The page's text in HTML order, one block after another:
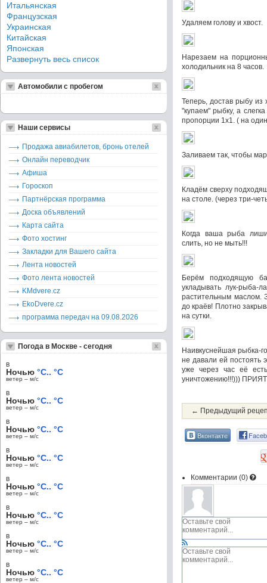
Удаляем голову и хвост.
Нарезаем на
холодильник на 8 часов.
Теперь, достав рыбу
"купаем" рыбку, а
пропорции 1х1. ( на
Заливаем так, чтобы
Кладём сверху
на столе. (через три-
Когда ваша рыба
слить, но не мыть!!!
Берём подходящую
укладывать лук-рыба-
растительным маслом.
до краёв! Плотно
на сутки.
Наивкуснейшая рыбка-
не давали ей постоять
уже через час её
уничтожению!!!)))
← Предыдущий
Вконтакте
Комментарии (0)
Итальянская
Французская
Украинская
Китайская
Японская
Развернуть весь список
Автомобили с пробегом
Наши сервисы
Продажа авиабилетов, бронь отелей
Онлайн переводчик
Афиша
Гороскоп
Партнёрская программа
Доска объявлений
Карта сайта
Фото хостинг
Закладки для Вашего сайта
Лента новостей
Фото лента новостей
KMdvere.cz
EkoDvere.cz
программа передач на 09.08.2026
Погода в Москве - сегодня
в
Ночью °C.. °C
ветер – м/c
в
Ночью °C.. °C
ветер – м/c
в
Ночью °C.. °C
ветер – м/c
в
Ночью °C.. °C
ветер – м/c
в
Ночью °C.. °C
ветер – м/c
в
Ночью °C.. °C
ветер – м/c
в
Ночью °C.. °C
ветер – м/c
в
Ночью °C.. °C
ветер – м/c